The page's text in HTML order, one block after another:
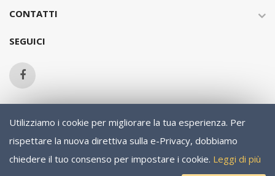
Utilizziamo i cookie per migliorare la tua esperienza. Per
rispettare la nuova direttiva sulla e-Privacy, dobbiamo
chiedere il tuo consenso per impostare i cookie. Leggi di più
CONTATTI
SEGUICI